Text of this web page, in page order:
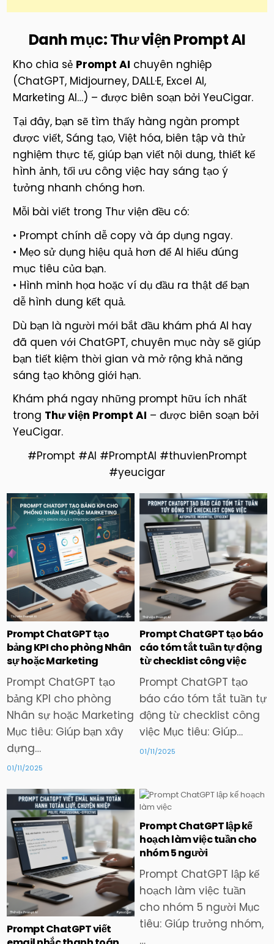
Danh mục:Thư viện Prompt AI
Kho chia sẻ Prompt AI chuyên nghiệp
(ChatGPT, Midjourney, DALL·E, Excel AI,
Marketing AI…) – được biên soạn bởi YeuCigar.
Tại đây, bạn sẽ tìm thấy hàng ngàn prompt
được viết, Sáng tạo, Việt hóa, biên tập và thử
nghiệm thực tế, giúp bạn viết nội dung, thiết kế
hình ảnh, tối ưu công việc hay sáng tạo ý
tưởng nhanh chóng hơn.
Mỗi bài viết trong Thư viện đều có:
• Prompt chính dễ copy và áp dụng ngay.
• Mẹo sử dụng hiệu quả hơn để AI hiểu đúng
mục tiêu của bạn.
• Hình minh họa hoặc ví dụ đầu ra thật để bạn
dễ hình dung kết quả.
Dù bạn là người mới bắt đầu khám phá AI hay
đã quen với ChatGPT, chuyên mục này sẽ giúp
bạn tiết kiệm thời gian và mở rộng khả năng
sáng tạo không giới hạn.
Khám phá ngay những prompt hữu ích nhất
trong Thư viện Prompt AI – được biên soạn bởi
YeuCigar.
#Prompt #AI #PromptAI #thuvienPrompt
#yeucigar
Posted
in
Prompt ChatGPT tạo
bảng KPI cho phòng Nhân
sự hoặc Marketing
Prompt ChatGPT tạo
bảng KPI cho phòng
Nhân sự hoặc Marketing
Mục tiêu: Giúp bạn xây
dựng…
01/11/2025
Posted
in
Prompt ChatGPT tạo báo
cáo tóm tắt tuần tự động
từ checklist công việc
Prompt ChatGPT tạo
báo cáo tóm tắt tuần tự
động từ checklist công
việc Mục tiêu: Giúp…
01/11/2025
Posted
in
Prompt ChatGPT viết
Posted
in
Prompt ChatGPT lập kế
hoạch làm việc tuần cho
nhóm 5 người
Prompt ChatGPT lập kế
hoạch làm việc tuần
cho nhóm 5 người Mục
tiêu: Giúp trưởng nhóm,
…